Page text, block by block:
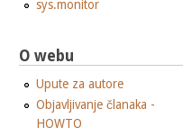
sys.monitor
O webu
Upute za autore
Objavljivanje članaka -
HOWTO